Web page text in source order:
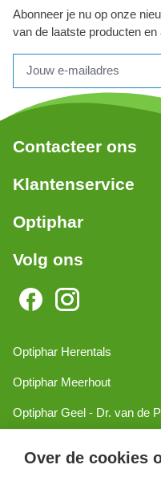
Over de cookies
Abonneer je nu op onze
van de laatste producten en
Contacteer ons
Klantenservice
Optiphar
Volg ons
Optiphar Herentals
Optiphar Meerhout
Optiphar Geel - Dr. van de